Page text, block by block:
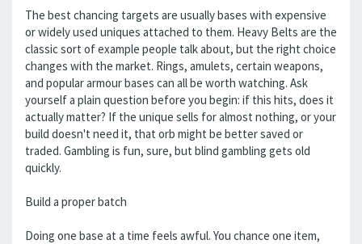
The best chancing targets are usually bases with expensive
or widely used uniques attached to them. Heavy Belts are the
classic sort of example people talk about, but the right choice
changes with the market. Rings, amulets, certain weapons,
and popular armour bases can all be worth watching. Ask
yourself a plain question before you begin: if this hits, does it
actually matter? If the unique sells for almost nothing, or your
build doesn't need it, that orb might be better saved or
traded. Gambling is fun, sure, but blind gambling gets old
quickly.
Build a proper batch
Doing one base at a time feels awful. You chance one item,